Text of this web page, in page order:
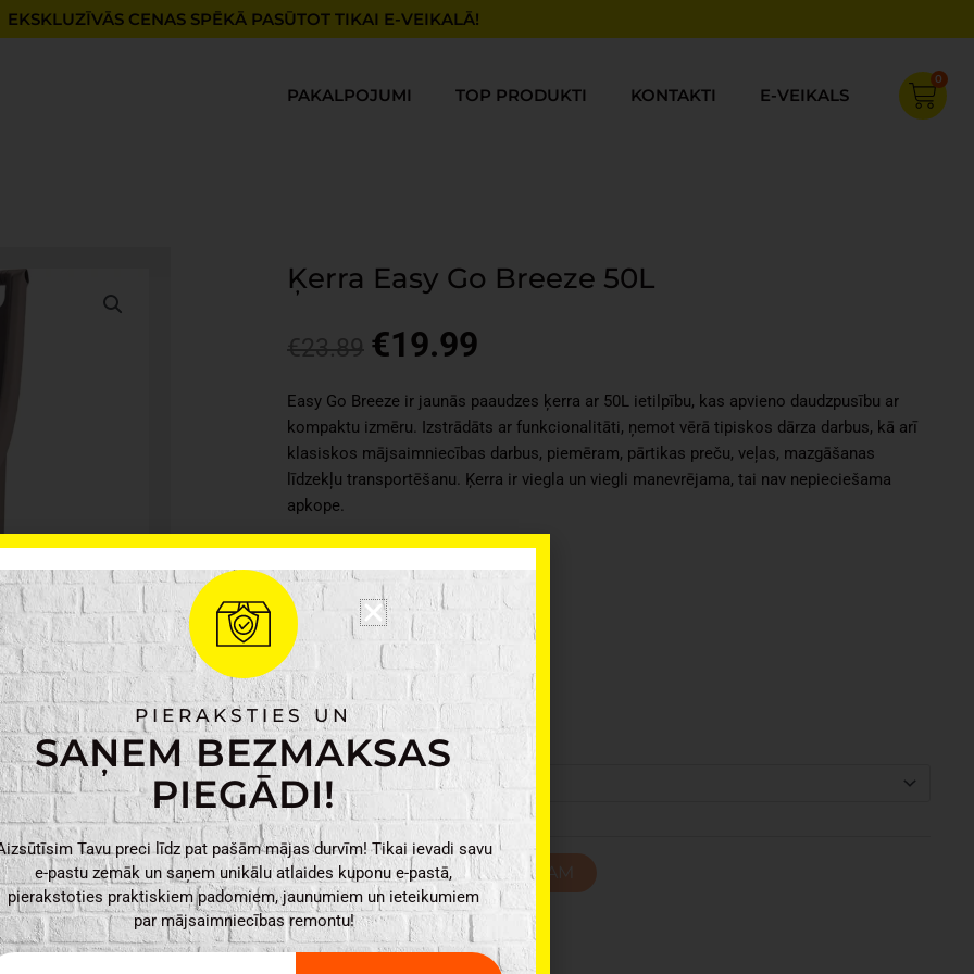
EKSKLUZĪVĀS CENAS SPĒKĀ PASŪTOT TIKAI E-VEIKALĀ!
PAKALPOJUMI TOP PRODUKTI KONTAKTI E-VEIKALS
0
Cart
Ķerra Easy Go Breeze 50L
€23.89 Original
was:
€23.89.
€19.99
is:
€19.99.
Easy Go Breeze ir jaunās paaudzes ķerra ar 50L ietilpību, kas apvieno daudzpusību ar
kompaktu izmēru. Izstrādāts ar funkcionalitāti, ņemot vērā tipiskos dārza darbus, kā arī
klasiskos mājsaimniecības darbus, piemēram, pārtikas preču, veļas, mazgāšanas
līdzekļu transportēšanu. Ķerra ir viegla un viegli manevrējama, tai nav nepieciešama
apkope.
Materiāls: plastmasa
Krāsa: bēša, melna, zaļa
Svars: 1.8 kg
Izmēri: 51 x 56 x 84 cm
Krāsa
Ķerra
Easy
Go
Breeze
50L
daudzums
PIEVIENOT GROZAM
PIERAKSTIES UN
SAŅEM BEZMAKSAS
PIEGĀDI!
Tavu preci līdz pat pašām mājas durvīm! Tikai ievadi savu
e-pastu zemāk un saņem unikālu atlaides kuponu e-pastā,
pierakstoties praktiskiem padomiem, jaunumiem un ieteikumiem
par mājsaimniecības remontu!